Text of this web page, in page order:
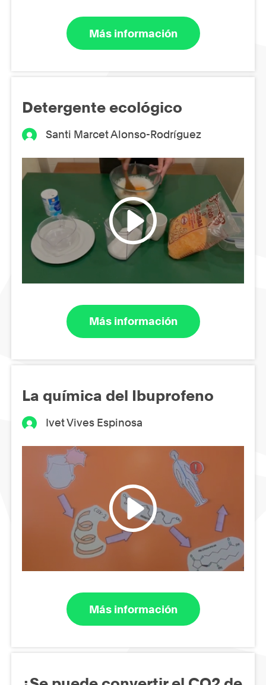
Más información
Detergente ecológico
Santi Marcet Alonso-Rodríguez
Más información
La química del Ibuprofeno
Ivet Vives Espinosa
Más información